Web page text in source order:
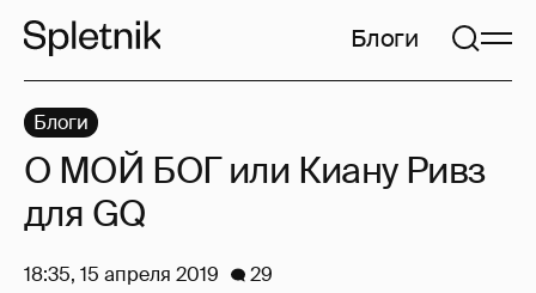
Блоги
Блоги
О МОЙ БОГ или Киану Ривз
для GQ
18:35, 15 апреля 2019
29